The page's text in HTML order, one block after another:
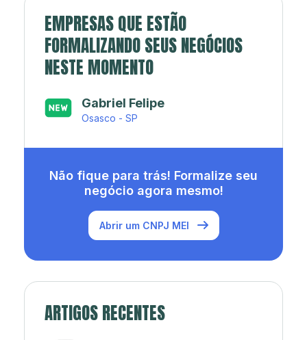
EMPRESAS QUE ESTÃO
FORMALIZANDO SEUS NEGÓCIOS
NESTE MOMENTO
Japa’s açaí e sorveteria
Rio de Janeiro - RJ
Não fique para trás! Formalize seu
negócio agora mesmo!
Abrir um CNPJ MEI
ARTIGOS RECENTES